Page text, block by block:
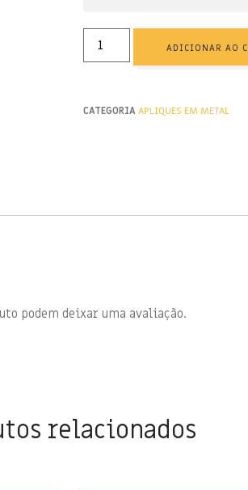
ADICIONAR AO
CATEGORIAAPLIQUES EM METAL
podem deixar uma avaliação.
relacionados